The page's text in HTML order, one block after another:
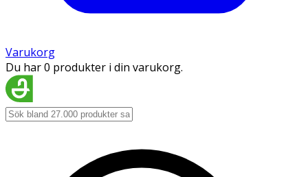
Varukorg
Du har 0 produkter i din varukorg.